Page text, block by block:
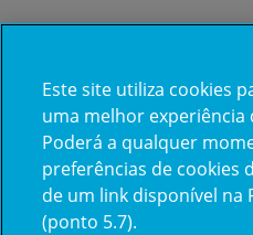
Já
Vamos
próximo
Este site utiliza cookies
uma melhor experiência
Poderá a qualquer
preferências de cookies
de um link disponível na
(ponto 5.7).